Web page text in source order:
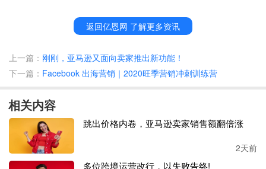
报中能寻得答案。
今年上半年，赛维营收达到 27.73亿元，较去年同期增长了2
6.39%。更重要的是，在一众跨境大卖净利暴跌的情况下，
赛维实现了24.72%的净利增长，上半年净挣了1.5个亿。
返回亿恩网 了解更多资讯
上一篇： 刚刚，亚马逊又面向卖家推出新功能！
下一篇： Facebook 出海营销｜2020旺季营销冲刺训练营
相关内容
跳出价格内卷，亚马逊卖家销售额翻倍涨
2天前
多位跨境运营改行，以失败告终!